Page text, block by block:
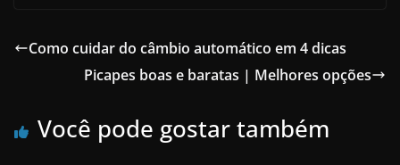
Como cuidar do câmbio automático em 4 dicas
Picapes boas e baratas | Melhores opções
Você pode gostar também